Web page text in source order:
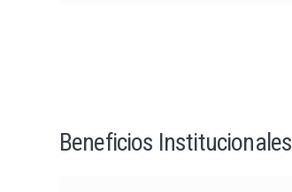
Beneficios Institucionales